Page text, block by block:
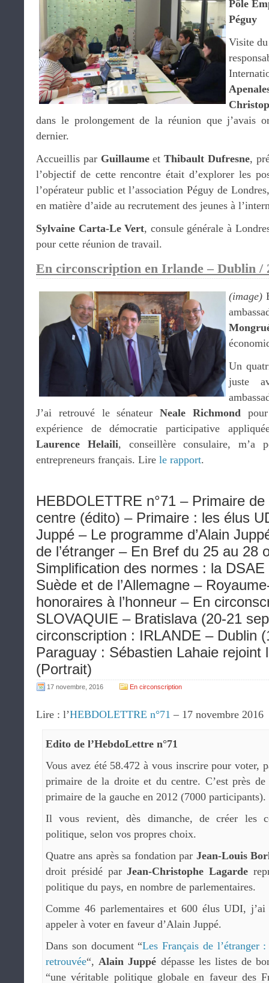
Pôle
Péguy
Visite
dans le prolongement de la réunion que j’avais
dernier.
Accueillis par GuillaumeetThibault Dufresne,
l’objectif de cette rencontre était d’explorer les
l’opérateur public et l’association Péguy de
en matière d’aide au recrutement des jeunes à
Sylvaine Carta-Le Vert, consule générale à
pour cette réunion de travail.
En circonscription en Irlande – Dublin /
(image)
Un
juste
J’ai retrouvé le sénateurNeale Richmond
expérience de démocratie participative
Laurence Helaili, conseillère consulaire, m’a
entrepreneurs français. Lire le rapport.
HEBDOLETTRE n°71 – Primaire
centre (édito) – Primaire : les élus
Juppé – Le programme d’Alain
de l’étranger – En Bref du 25 au 28
Simplification des normes : la DSAE
Suède et de l’Allemagne –
honoraires à l’honneur – En
SLOVAQUIE – Bratislava (20-21
circonscription : IRLANDE – Dublin
Paraguay : Sébastien Lahaie rejoint
(Portrait)
17 novembre, 2016 En circonscription
Lire : l’HEBDOLETTRE n°71 – 17 novembre 2016
Edito de l’HebdoLettre n°71
Vous avez été 58.472 à vous inscrire pour voter,
primaire de la droite et du centre. C’est près
primaire de la gauche en 2012 (7000 participants).
Il vous revient, dès dimanche, de créer les
politique, selon vos propres choix.
Quatre ans après sa fondation par Jean-Louis
droit présidé parJean-Christophe Lagarde
politique du pays, en nombre de parlementaires.
Comme 46 parlementaires et 600 élus UDI,
appeler à voter en faveur d’Alain Juppé.
Dans son document “Les Français de l’étranger
retrouvée“,Alain Juppé dépasse les listes de
“une véritable politique globale en faveur des